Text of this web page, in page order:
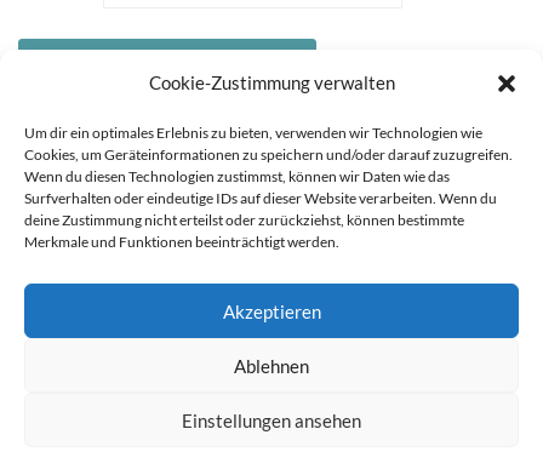
Cookie-Zustimmung verwalten
Um dir ein optimales Erlebnis zu bieten, verwenden wir Technologien wie
Cookies, um Geräteinformationen zu speichern und/oder darauf zuzugreifen.
Wenn du diesen Technologien zustimmst, können wir Daten wie das
Surfverhalten oder eindeutige IDs auf dieser Website verarbeiten. Wenn du
deine Zustimmung nicht erteilst oder zurückziehst, können bestimmte
Merkmale und Funktionen beeinträchtigt werden.
Akzeptieren
Ablehnen
Einstellungen ansehen
STARTSEITE
ÜBER
KOOPERATIONEN
Sie können die Erfassung Ihrer Daten durch Google Analytics
verhindern, indem Sie auf folgenden Link klicken. Es wird ein
Opt-Out-Cookie gesetzt, der die Erfassung Ihrer Daten bei